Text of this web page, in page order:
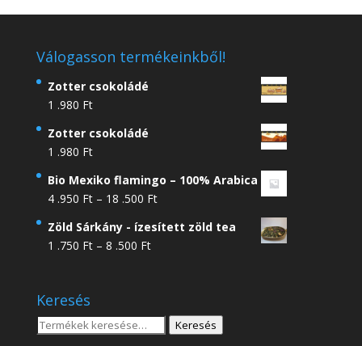
Válogasson termékeinkből!
Zotter csokoládé
1 .980 Ft
Zotter csokoládé
1 .980 Ft
Bio Mexiko flamingo – 100% Arabica
4 .950 Ft – 18 .500 FtÁrtartomány:
.950 Ft
Zöld Sárkány - ízesített zöld tea
1 .750 Ft – 8 .500 FtÁrtartomány:
8
.500 Ft
Keresés
Keresés
Keresés